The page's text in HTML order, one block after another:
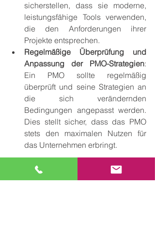
sicherstellen, dass sie moderne,
leistungsfähige Tools verwenden,
die den Anforderungen ihrer
Projekte entsprechen.
Regelmäßige Überprüfung und
Anpassung der PMO-Strategien:
Ein PMO sollte regelmäßig
überprüft und seine Strategien an
die sich verändernden
Bedingungen angepasst werden.
Dies stellt sicher, dass das PMO
stets den maximalen Nutzen für
das Unternehmen erbringt.
7.  Zukunft des Projekt